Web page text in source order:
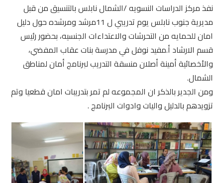
نفذ مركز الدراسات النسويه /الشمال نابلس بالتنسيق من قبل
مديرية جنوب نابلس يوم تدريبي ل 11مرشد ومرشده حول دليل
امان للحمايه من التحرشات والاعتداءات الجنسيه، بحضور رئيس
قسم الارشاد أ.مفيد نوفل في مدرسة بنات عقاب المفضي،
والأخصائية أمينة أصلان منسقة التدريب لبرنامج أمان لمناطق
الشمال.
ومن الجدير بالذكر ان المجموعه لم تمر بتدريبات امان قطعيا وتم
تزويدهم بالدليل واليات وادوات البرنامج .